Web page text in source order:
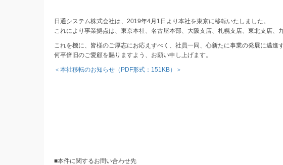
日通システム株式会社は、2019年4月1日より本社を東京に移転いたしました。
これにより事業拠点は、東京本社、名古屋本部、大阪支店、札幌支店、東北支店、
これを機に、皆様のご厚志にお応えすべく、社員一同、心新たに事業の発展に邁進
何卒倍旧のご愛顧を賜りますよう、お願い申し上げます。
＜本社移転のお知らせ（PDF形式：151KB）＞
■本件に関するお問い合わせ先